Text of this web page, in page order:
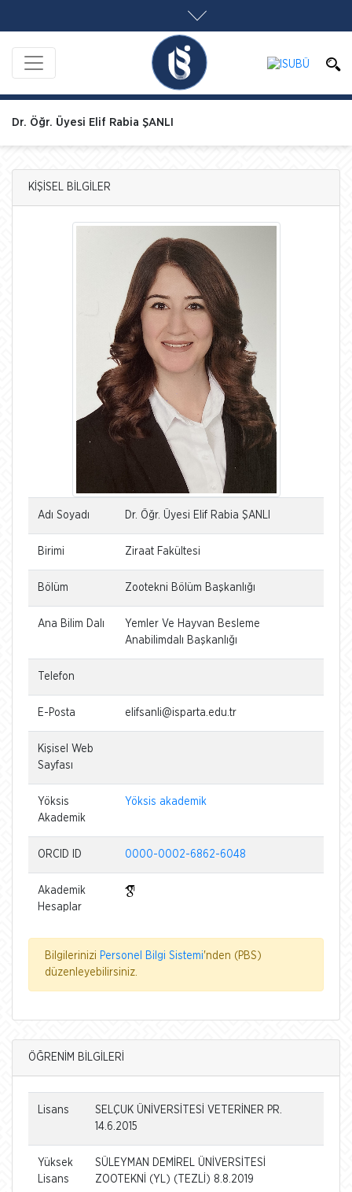
Dr. Öğr. Üyesi Elif Rabia ŞANLI
KİŞİSEL BİLGİLER
Adı Soyadı Dr. Öğr. Üyesi Elif Rabia ŞANLI
Birimi Ziraat Fakültesi
Bölüm Zootekni Bölüm Başkanlığı
Ana Bilim Dalı
Yemler Ve Hayvan Besleme
Anabilimdalı Başkanlığı
Telefon
E-Posta elifsanli@isparta.edu.tr
Kişisel Web
Sayfası
Yöksis
Akademik
Yöksis akademik
ORCID ID 0000-0002-6862-6048
Akademik
Hesaplar
Bilgilerinizi Personel Bilgi Sistemi'nden (PBS)
düzenleyebilirsiniz.
ÖĞRENİM BİLGİLERİ
Lisans
SELÇUK ÜNİVERSİTESİ VETERİNER PR.
14.6.2015
Yüksek
Lisans
SÜLEYMAN DEMİREL ÜNİVERSİTESİ
ZOOTEKNİ (YL) (TEZLİ) 8.8.2019